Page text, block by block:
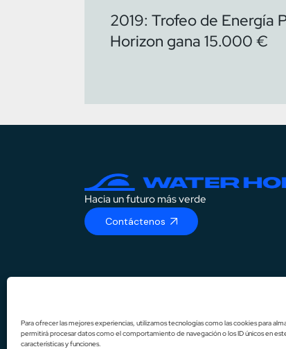
Para ofrecer las mejores experiencias, utilizamos tecnologías como las cookies para
permitirá procesar datos como el comportamiento de navegación o los ID únicos en
características y funciones.
2019: Trofeo de Energía
Horizon gana 15.000 €
Hacia un futuro más verde
Contáctenos
IT